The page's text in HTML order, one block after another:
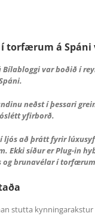
torfærum á Spáni
Bílabloggi var boðið í
neðst í þessari
yfirborð.
ljós að þrátt fyrir
Ekki síður er Plug-in
og brunavélar í
stutta kynningarakstur